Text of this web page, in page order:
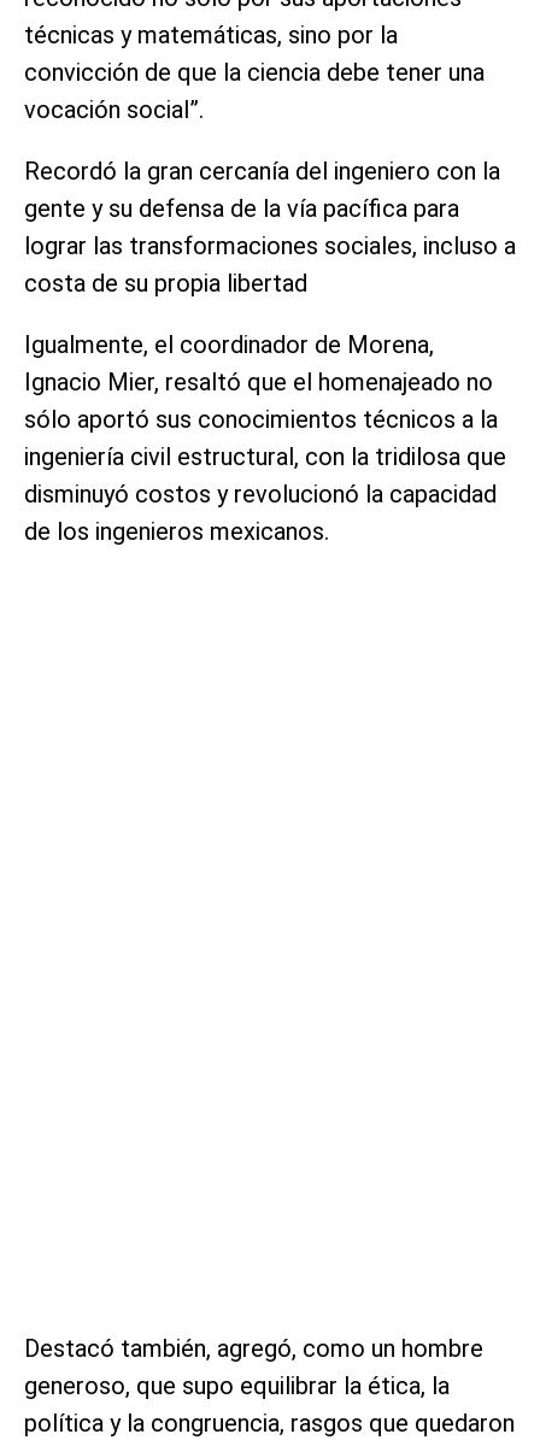
técnicas y matemáticas, sino por la
convicción de que la ciencia debe tener una
vocación social”.
Recordó la gran cercanía del ingeniero con la
gente y su defensa de la vía pacífica para
lograr las transformaciones sociales, incluso a
costa de su propia libertad
Igualmente, el coordinador de Morena,
Ignacio Mier, resaltó que el homenajeado no
sólo aportó sus conocimientos técnicos a la
ingeniería civil estructural, con la tridilosa que
disminuyó costos y revolucionó la capacidad
de los ingenieros mexicanos.
Destacó también, agregó, como un hombre
generoso, que supo equilibrar la ética, la
política y la congruencia, rasgos que quedaron